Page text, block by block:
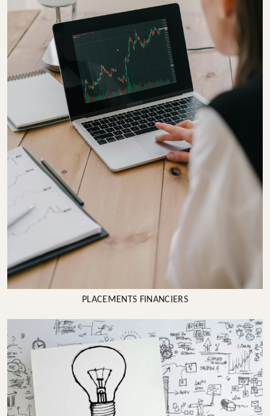
PLACEMENTS FINANCIERS